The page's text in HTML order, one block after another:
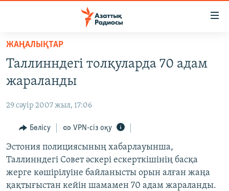
Skip
main
content
to
Navigation
Skip
to
Search
AZATTYQTV
ҚАҢТАР ОҚИҒАСЫ
АДАМ ҚҰҚЫҚТАРЫ
ӘЛЕУМЕТ
ӘЛЕМ
АРНАЙЫ ЖОБАЛАР
ЖАҢАЛЫҚТАР
Таллинндегі толқуларда 70 адам
жараланды
29 сәуір 2007 жыл, 17:06
Бөлісу VPN-сіз оқу
Эстония полициясының хабарлауынша,
Таллинндегі Совет әскері ескерткішінің басқа
жерге көшірілуіне байланысты орын алған жаңа
қақтығыстан кейін шамамен 70 адам жараланды.